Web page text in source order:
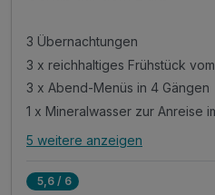
3 Übernachtungen
3 x reichhaltiges Frühstück
3 x Abend-Menüs in 4 Gängen
1 x Mineralwasser zur Anreise
Alle Inklusivleistungen
5 weitere anzeigen
5,6 / 6